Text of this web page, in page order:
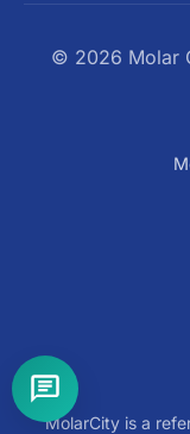
© 2026 Molar
MolarCity is a